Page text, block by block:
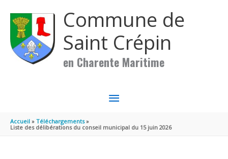
Commune de
Saint Crépin
en Charente Maritime
MENU
PRINCIPAL
Accueil
Téléchargements
Liste des délibérations du conseil municipal du 15 juin 2026